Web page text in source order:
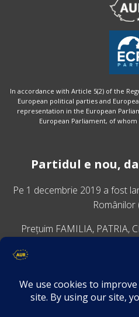
In accordance with Article 5(2) of the
European political parties and
representation in the European
European Parliament, of
Partidul e nou,
Pe 1 decembrie 2019 a fost
Românilor
Prețuim FAMILIA, PATRIA,
VINO